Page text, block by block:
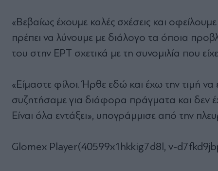
«Βεβαίως έχουμε καλές σχέσεις και
πρέπει να λύνουμε με διάλογο τα όποια
του στην ΕΡΤ σχετικά με τη συνομιλία που
«Είμαστε φίλοι. Ήρθε εδώ και έχω την τιμή
συζητήσαμε για διάφορα πράγματα και δεν
Είναι όλα εντάξει», υπογράμμισε από την
Glomex Player(40599x1hkkig7d8l, v-